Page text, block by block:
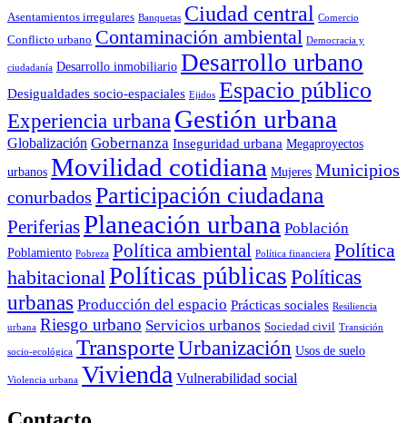
Asentamientos irregulares Banquetas Ciudad central Comercio
Conflicto urbano Contaminación ambiental Democracia y
ciudadanía Desarrollo inmobiliario Desarrollo urbano
Desigualdades socio-espaciales Ejidos Espacio público
Experiencia urbana Gestión urbana
Globalización Gobernanza Inseguridad urbana Megaproyectos
urbanos Movilidad cotidiana Mujeres Municipios
conurbados Participación ciudadana
PeriferiasPlaneación urbana Población
Poblamiento Pobreza Política ambiental Política financiera Política
habitacionalPolíticas públicasPolíticas
urbanas Producción del espacio Prácticas sociales Resiliencia
urbana Riesgo urbano Servicios urbanos Sociedad civil Transición
socio-ecológica TransporteUrbanización Usos de suelo
Violencia urbana Vivienda Vulnerabilidad social